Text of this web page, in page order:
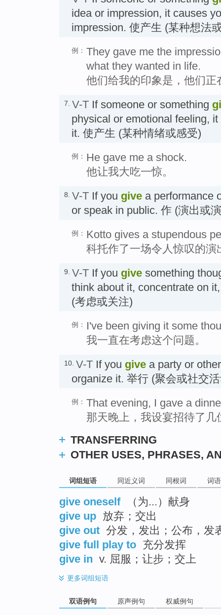
idea or impression, it causes
impression. 使产生 (某种想法
例： They gave me the
what they wanted in life.
他们给我的印象是，他们
7. V-T If someone or something
physical or emotional feeling,
it. 使产生 (某种情绪或感受)
例： He gave me a shock.
他让我大吃一惊。
8. V-T If you give a performance
or speak in public. 作 (演出或
例： Kotto gives a stupendous
科托作了一场令人惊叹的演
9. V-T If you give something
think about it, concentrate on
(考虑或关注)
例：
I've been giving it some
我一直在考虑这个问题。
10. V-T If you give a party or
organize it. 举行 (聚会或社交
例： That evening, I gave a
那天晚上，我设宴招待了几
TRANSFERRING
OTHER USES, PHRASES,
词组短语 同近义词 同根词 词
give oneself
（为...）献身
give up 放弃；交出
give out 分发，发出；公布，发
give full play to 充分发挥
give in v. 屈服；让步；交上
更多词组短语
双语例句 原声例句 权威例句